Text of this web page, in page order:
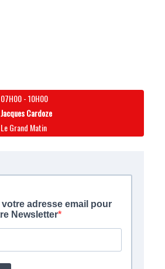
07H00-10H00
Jacques Cardoze
Le Grand Matin